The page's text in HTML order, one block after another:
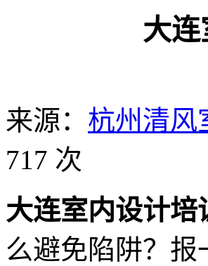
大
来源： 杭州清风
717 次
大连室内设计
么避免陷阱？